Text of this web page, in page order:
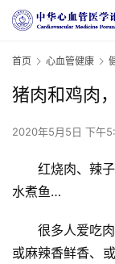
首页 心血管健康
猪肉和鸡肉
2020年5月5日 下午
红烧肉、辣
水煮鱼…
很多人爱吃
或麻辣香鲜香、